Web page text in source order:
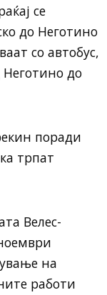
се
до Неготино
со автобус,
Неготино до
поради
трпат
Велес-
на
работи